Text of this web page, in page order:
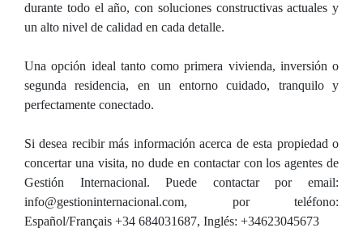
durante todo el año, con soluciones constructivas actuales y
un alto nivel de calidad en cada detalle.
Una opción ideal tanto como primera vivienda, inversión o
segunda residencia, en un entorno cuidado, tranquilo y
perfectamente conectado.
Si desea recibir más información acerca de esta propiedad o
concertar una visita, no dude en contactar con los agentes de
Gestión Internacional. Puede contactar por email:
info@gestioninternacional.com, por teléfono:
Español/Français +34 684031687, Inglés: +34623045673